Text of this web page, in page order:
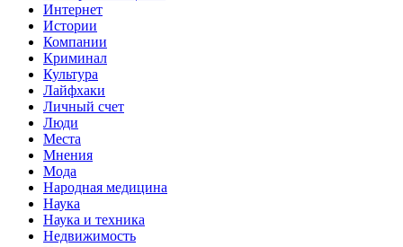
Интернет
Истории
Компании
Криминал
Культура
Лайфхаки
Личный счет
Люди
Места
Мнения
Мода
Народная медицина
Наука
Наука и техника
Недвижимость